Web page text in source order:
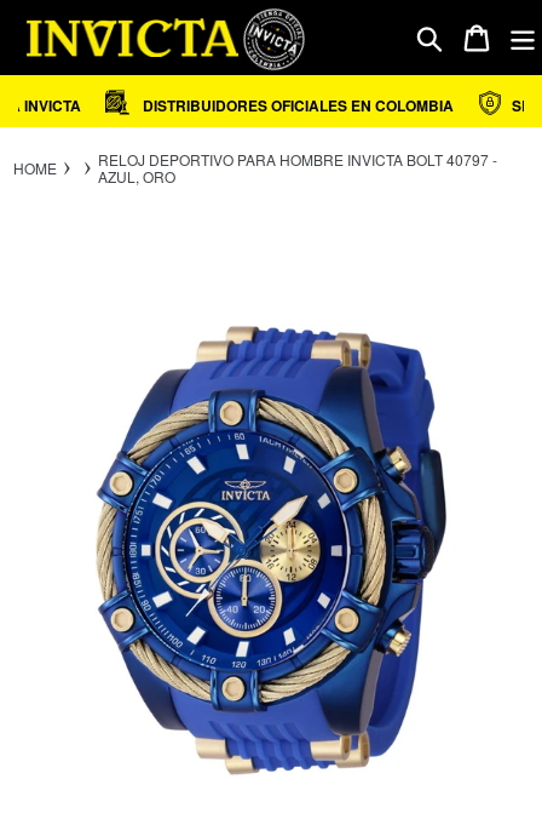
directamente
contenido
Buscar Carrito
DISTRIBUIDORES OFICIALES EN COLOMBIA
HOME
RELOJ DEPORTIVO PARA HOMBRE INVICTA BOLT 40797 -
AZUL, ORO